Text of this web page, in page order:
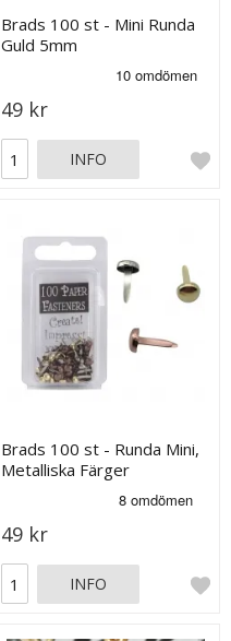
Brads 100 st - Mini Runda
Guld 5mm
49 kr
INFO
Brads 100 st - Runda Mini,
Metalliska Färger
49 kr
INFO